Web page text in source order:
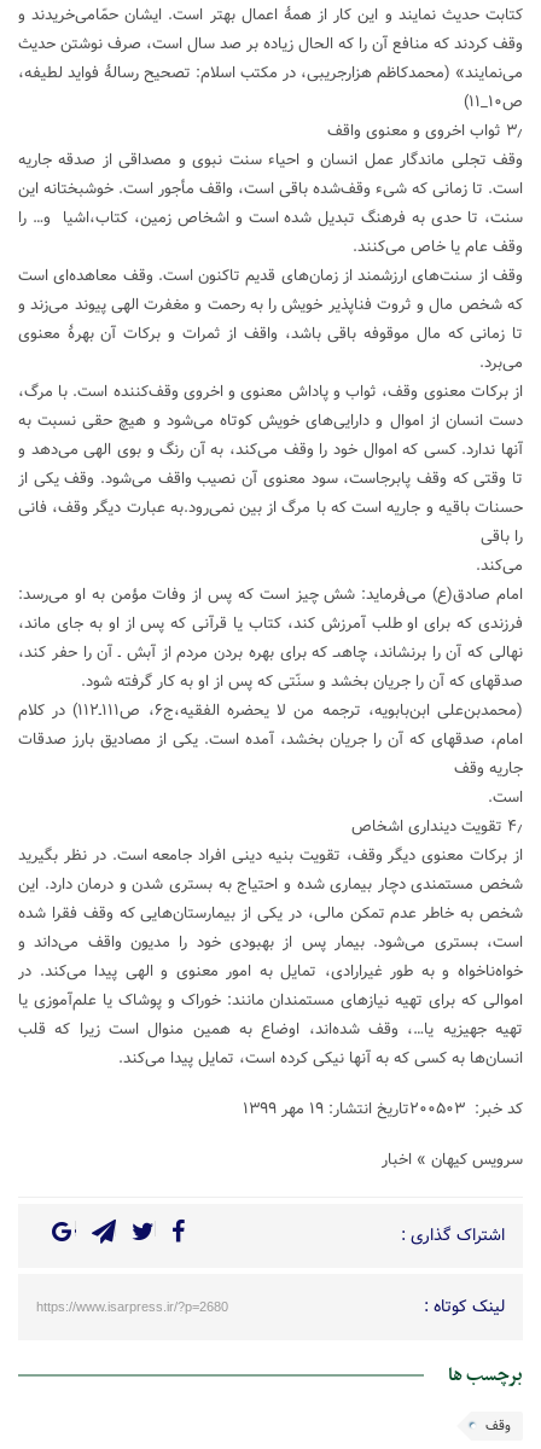
کتابت حدیث نمایند و این کار از همۀ اعمال بهتر است. ایشان حمّامی‌خریدند و
وقف کردند که منافع آن را که الحال زیاده بر صد سال است، صرف نوشتن حدیث
می‌نمایند» (محمدکاظم هزارجریبی، در مکتب اسلام: تصحیح رسالۀ فواید لطیفه،
ص۱۰_۱۱)
۳٫ ثواب اخروی و معنوی واقف
وقف تجلی ماندگار عمل انسان و احیاء سنت نبوی‌ و مصداقی از صدقه جاریه
است. تا زمانی که شیء وقف‌شده باقی است، واقف مأجور است. خوشبختانه این
سنت، تا حدی به فرهنگ تبدیل شده است و‌ اشخاص زمین، کتاب،‌اشیا و… را
وقف عام یا خاص می‌کنند.
وقف از سنت‌های ارزشمند از زمان‌های قدیم تاکنون است. وقف معاهده‌ای است
که شخص مال و ثروت فناپذیر خویش را به رحمت و مغفرت الهی پیوند می‌زند و
تا زمانی که مال موقوفه باقی باشد، واقف از ثمرات و برکات آن بهرۀ معنوی
می‌برد.
از برکات معنوی وقف، ثواب و پاداش معنوی و اخروی وقف‌کننده است. با مرگ،
دست انسان از اموال و دارایی‌های خویش کوتاه می‌شود و هیچ حقی نسبت به
آنها ندارد. کسی که اموال خود را وقف می‌کند، به آن رنگ و بوی الهی می‌دهد و
تا وقتی که وقف پابرجاست، سود معنوی آن نصیب واقف می‌شود. وقف یکی از
حسنات باقیه و جاریه است که با مرگ از بین نمی‌رود.به عبارت دیگر وقف، فانی
را باقی
می‌کند.
امام صادق(ع)‏ می‌فرماید: شش چيز است كه پس از وفات مؤمن به او می‌رسد:
فرزندى كه براى او طلب آمرزش كند، كتاب يا قرآنى كه پس از او به جاى ماند،
نهالى كه آن را برنشاند، چاهىـ كه براى بهره بردن مردم از آبش ـ آن را حفر كند،
صدقه‏اى كه آن را جريان بخشد و سنّتى كه پس از او به كار گرفته شود.
(محمدبن‌على ابن‌بابويه،‌ ترجمه من لا يحضره الفقيه‏،ج۶، ص۱۱۱ـ۱۱۲) در کلام
امام، صدقه‏اى كه آن را جريان بخشد، آمده است. یکی از مصادیق بارز صدقات
جاریه وقف
است.
۴٫ تقویت دینداری‌ اشخاص
از برکات معنوی دیگر وقف، تقویت بنیه دینی افراد جامعه است. در نظر بگیرید
شخص مستمندی دچار بیماری شده و احتیاج به بستری شدن و درمان دارد. این
شخص به ‌خاطر عدم تمکن مالی، در یکی از بیمارستان‌هایی که وقف فقرا شده
است، بستری می‌شود. بیمار پس از بهبودی خود را مدیون واقف می‌داند و
خواه‌ناخواه و به ‌طور غیرارادی، تمایل به امور معنوی و الهی پیدا می‌کند. در
اموالی که برای تهیه نیازهای مستمندان مانند: خوراک و پوشاک یا علم‌آموزی یا
تهیه جهیزیه یا…، وقف شده‌اند، اوضاع به همین منوال است زیرا که قلب
انسان‌ها به کسی که به آنها نیکی کرده است، تمایل پیدا می‌کند.
کد خبر: ۲۰۰۵۰۳تاریخ انتشار: ۱۹ مهر ۱۳۹۹
سرویس کیهان » اخبار
اشتراک گذاری :
لینک کوتاه : https://www.isarpress.ir/?p=2680
برچسب ها
وقف